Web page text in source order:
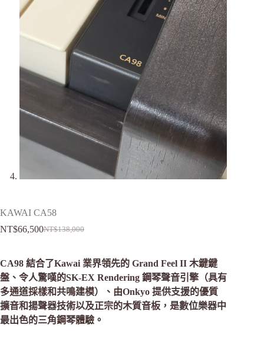
KAWAI CA58
NT$138,000
NT$66,500
CA98 結合了Kawai 業界領先的 Grand Feel II 木鍵鍵
盤、令人驚嘆的SK-EX Rendering 鋼琴聲音引擎（具有
多通道採樣和共鳴建模）、由Onkyo 提供支援的優質
擴音和揚聲器技術以及正宗的木質音板，是數位樂器中
最出色的三角鋼琴體驗。